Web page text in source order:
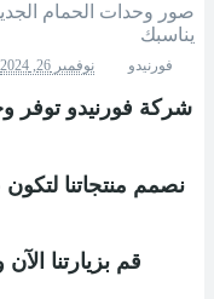
على اختيار ما يناسبك
صور وحدات الحمام
يناسبك
فورنيدو نوفمبر 26, 2024
نصمم منتجاتنا